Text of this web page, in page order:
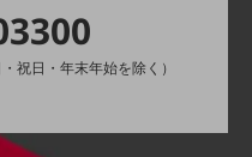
祝日・年末年始を除く）